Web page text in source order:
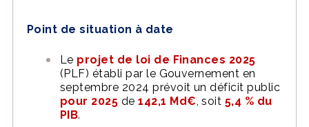
Point de situation à date
Le projet de loi de Finances 2025
(PLF) établi par le Gouvernement en
septembre 2024 prévoit un déficit public
pour 2025 de142,1 Md€, soit 5,4 % du
PIB.